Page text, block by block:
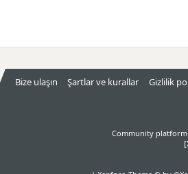
Bize ulaşın Şartlar ve kurallar Gizlilik
Community platform